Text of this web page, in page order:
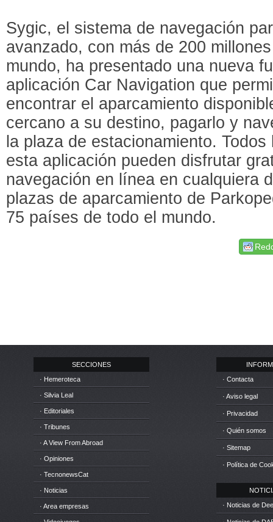
Sygic, el sistema de navegación
avanzado, con más de 200
mundo, ha presentado una nueva
aplicación Car Navigation que
encontrar el aparcamiento
cercano a su destino, pagarlo y
la plaza de estacionamiento.
esta aplicación pueden disfrutar
navegación en línea en cualquiera
plazas de aparcamiento de
75 países de todo el mundo.
SECCIONES
· Hemeroteca
· Silvia Leal
· Editoriales
· Tribunes
· A View From Abroad
· Opiniones
· TecnonewsCat
· Noticias
· Area empresas
· Contacta
· Aviso legal
· Privacidad
· Quién somos
· Sitemap
· Política de
· Noticias de